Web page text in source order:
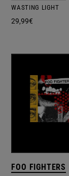
WASTING LIGHT
29,99€
FOO FIGHTERS